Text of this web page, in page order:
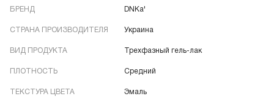
БРЕНД DNKa'
СТРАНА ПРОИЗВОДИТЕЛЯ Украина
ВИД ПРОДУКТА Трехфазный гель-лак
ПЛОТНОСТЬ Средний
ТЕКСТУРА ЦВЕТА Эмаль